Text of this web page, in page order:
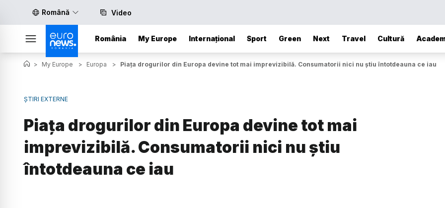
Română Video
România My Europe Internațional Sport Green Next Travel Cultură
> My Europe > Europa > Piața drogurilor din Europa devine tot mai imprevizibilă. Consumatorii nici nu știu întotdeauna ce iau
ȘTIRI EXTERNE
Piața drogurilor din Europa devine tot mai
imprevizibilă. Consumatorii nici nu știu
întotdeauna ce iau